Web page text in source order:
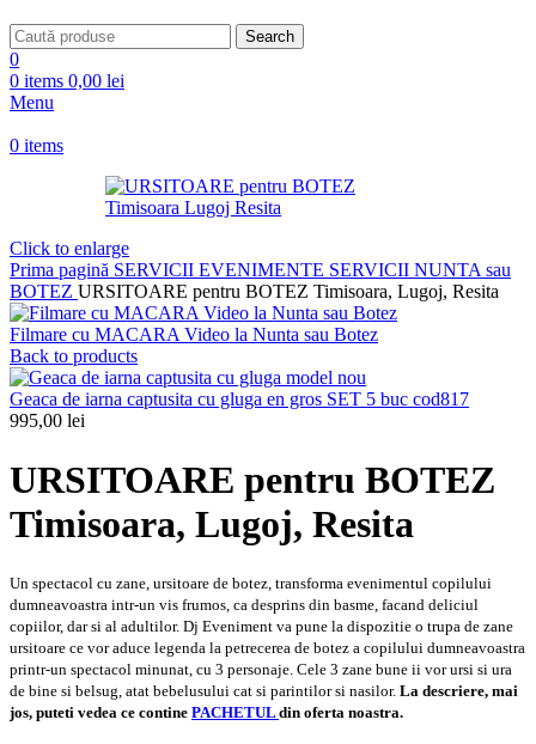
Search
0
0 items 0,00 lei
Menu
0 items
Click to enlarge
Prima pagină SERVICII EVENIMENTE SERVICII NUNTA sau
BOTEZ URSITOARE pentru BOTEZ Timisoara, Lugoj, Resita
Filmare cu MACARA Video la Nunta sau Botez
Back to products
Geaca de iarna captusita cu gluga en gros SET 5 buc cod817
995,00 lei
URSITOARE pentru BOTEZ
Timisoara, Lugoj, Resita
Un spectacol cu zane, ursitoare de botez, transforma evenimentul copilului
dumneavoastra intr-un vis frumos, ca desprins din basme, facand deliciul
copiilor, dar si al adultilor. Dj Eveniment va pune la dispozitie o trupa de zane
ursitoare ce vor aduce legenda la petrecerea de botez a copilului dumneavoastra
printr-un spectacol minunat, cu 3 personaje. Cele 3 zane bune ii vor ursi si ura
de bine si belsug, atat bebelusului cat si parintilor si nasilor. La descriere, mai
jos, puteti vedea ce contine PACHETUL din oferta noastra.